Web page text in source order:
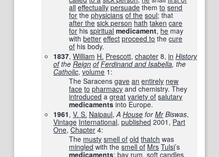
all effectually persuade themto send
for thephysicians of the soul; that
after the sick person hath taken care
for hisspiritual medicament, he may
withbetter effect proceed to thecure
of his body.
1837, William H. Prescott, chapter 8, in History
ofthe Reign of Ferdinand and Isabella, the
Catholic‎, volume 1:
The Saracensgave an entirely new
face to pharmacy and chemistry. They
introduced agreat variety of salutary
medicaments into Europe.
1961, V. S. Naipaul,A House forMrBiswas,
Vintage International, published 2001 , Part
One, Chapter 4:
The musty smell of old thatch was
mingled with thesmell of Mrs Tulsi’s
medicaments:bay rum,soft candles,